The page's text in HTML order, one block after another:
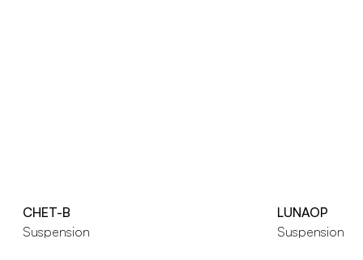
CHET-B
Suspension
LUNAOP
Suspension